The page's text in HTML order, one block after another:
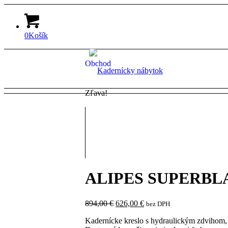
0Košík
Obchod
Zľava!
ALIPES
894,00€ Pôvodná
bola:
626,00 €Aktuálna
je:
bez DPH
Kadernícke kreslo s hydraulickým zdvihom,